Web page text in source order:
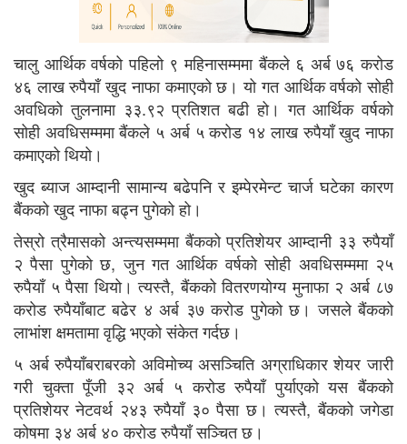
चालु आर्थिक वर्षको पहिलो ९ महिनासम्ममा बैंकले ६ अर्ब ७६ करोड
४६ लाख रुपैयाँ खुद नाफा कमाएको छ। यो गत आर्थिक वर्षको सोही
अवधिको तुलनामा ३३.९२ प्रतिशत बढी हो। गत आर्थिक वर्षको
सोही अवधिसम्ममा बैंकले ५ अर्ब ५ करोड १४ लाख रुपैयाँ खुद नाफा
कमाएको थियो।
खुद ब्याज आम्दानी सामान्य बढेपनि र इम्पेरमेन्ट चार्ज घटेका कारण
बैंकको खुद नाफा बढ्न पुगेको हो।
तेस्रो त्रैमासको अन्त्यसम्ममा बैंकको प्रतिशेयर आम्दानी ३३ रुपैयाँ
२ पैसा पुगेको छ, जुन गत आर्थिक वर्षको सोही अवधिसम्ममा २५
रुपैयाँ ५ पैसा थियो। त्यस्तै, बैंकको वितरणयोग्य मुनाफा २ अर्ब ८७
करोड रुपैयाँबाट बढेर ४ अर्ब ३७ करोड पुगेको छ। जसले बैंकको
लाभांश क्षमतामा वृद्धि भएको संकेत गर्दछ।
५ अर्ब रुपैयाँबराबरको अविमोच्य असञ्चिति अग्राधिकार शेयर जारी
गरी चुक्ता पूँजी ३२ अर्ब ५ करोड रुपैयाँ पुर्याएको यस बैंकको
प्रतिशेयर नेटवर्थ २४३ रुपैयाँ ३० पैसा छ। त्यस्तै, बैंकको जगेडा
कोषमा ३४ अर्ब ४० करोड रुपैयाँ सञ्चित छ।